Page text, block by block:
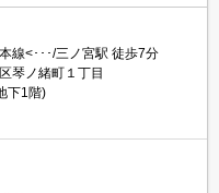
線<･･･/三ノ宮駅 徒歩7分
琴ノ緒町１丁目
下1階)